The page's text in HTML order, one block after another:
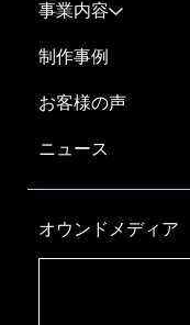
事業内容
制作事例
お客様の声
ニュース
オウンドメディア